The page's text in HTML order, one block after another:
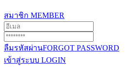
สมาชิก MEMBER
ลืมรหัสผ่านFORGOT PASSWORD
เข้าสู่ระบบ LOGIN